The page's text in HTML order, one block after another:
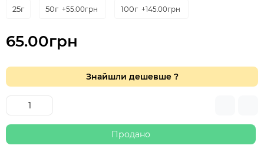
25г
50г +55.00грн 100г +145.00грн
65.00грн
Знайшли дешевше ?
Продано